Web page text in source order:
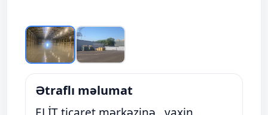
Ətraflı məlumat